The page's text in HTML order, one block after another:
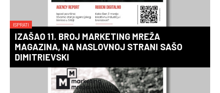
ISPRATI
IZAŠAO 11. BROJ MARKETING MREŽA
MAGAZINA, NA NASLOVNOJ STRANI SAŠO
DIMITRIEVSKI